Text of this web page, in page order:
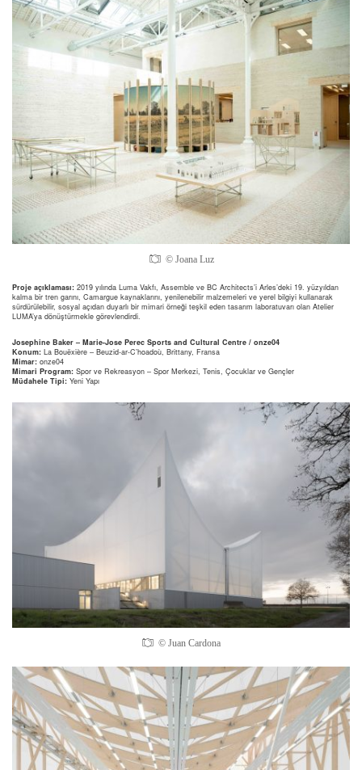
© Joana Luz
Proje açıklaması: 2019 yılında Luma Vakfı, Assemble ve BC Architects’i Arles’deki 19. yüzyıldan
kalma bir tren garını, Camargue kaynaklarını, yenilenebilir malzemeleri ve yerel bilgiyi kullanarak
sürdürülebilir, sosyal açıdan duyarlı bir mimari örneği teşkil eden tasarım laboratuvarı olan Atelier
LUMA’ya dönüştürmekle görevlendirdi.
Josephine Baker – Marie-Jose Perec Sports and Cultural Centre / onze04
Konum: La Bouëxière – Beuzid-ar-C’hoadoù, Brittany, Fransa
Mimar: onze04
Mimari Program: Spor ve Rekreasyon – Spor Merkezi, Tenis, Çocuklar ve Gençler
Müdahele Tipi: Yeni Yapı
© Juan Cardona